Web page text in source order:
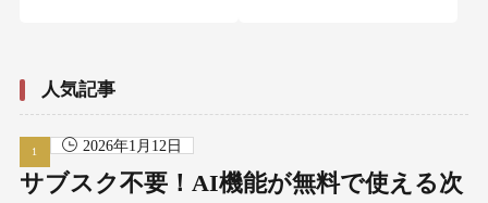
人気記事
2026年1月12日
サブスク不要！AI機能が無料で使える次